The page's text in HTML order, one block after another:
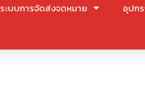
ระบบการจัดส่งจดหมาย อุปก